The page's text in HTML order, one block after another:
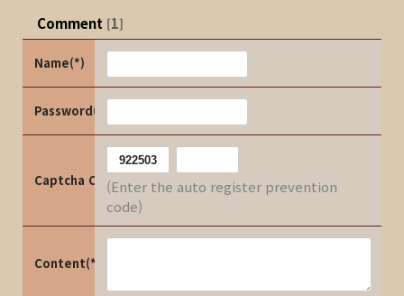
Comment [1]
Name(*)
Password(*)
Captcha Code(Enter the auto register prevention
code)
Content(*)